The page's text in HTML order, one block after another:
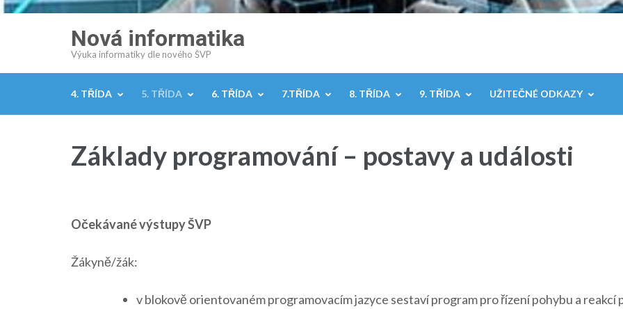
(stiskněte
Nová informatika
Výuka informatiky dle nového ŠVP
4. TŘÍDA 5. TŘÍDA 6. TŘÍDA 7.TŘÍDA 8. TŘÍDA 9. TŘÍDA UŽITEČNÉ ODKAZY
Základy programování – postavy a události
Očekávané výstupy ŠVP
Žákyně/žák:
v blokově orientovaném programovacím jazyce sestaví program pro řízení pohybu a reakcí